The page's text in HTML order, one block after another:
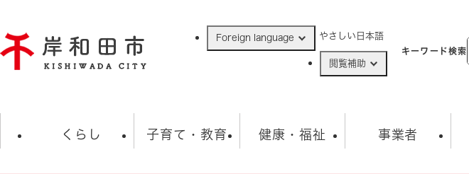
ジ
の
Foreign language やさしい日本語
閲覧補助
キーワード検索
くらし 子育て・教育 健康・福祉 事業者